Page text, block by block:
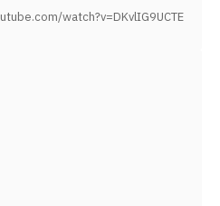
watch?v=DKvlIG9UCTE